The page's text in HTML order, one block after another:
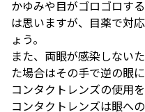
かゆみや目がゴロゴロす
は思いますが、目薬で対
ょう。
また、両眼が感染しない
た場合はその手で逆の眼
コンタクトレンズの使用
コンタクトレンズは眼へ